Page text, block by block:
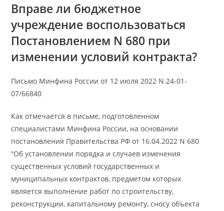
Вправе ли бюджетное
учреждение воспользоваться
Постановлением N 680 при
изменении условий контракта?
Письмо Минфина России от 12 июля 2022 N 24-01-
07/66840
Как отмечается в письме, подготовленном
специалистами Минфина России, на основании
постановления Правительства РФ от 16.04.2022 N 680
“Об установлении порядка и случаев изменения
существенных условий государственных и
муниципальных контрактов, предметом которых
является выполнение работ по строительству,
реконструкции, капитальному ремонту, сносу объекта